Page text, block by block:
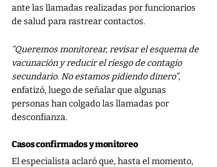
ante las llamadas realizadas por funcionarios
de salud para rastrear contactos.
“Queremos monitorear, revisar el esquema de
vacunación y reducir el riesgo de contagio
secundario. No estamos pidiendo dinero”,
enfatizó, luego de señalar que algunas
personas han colgado las llamadas por
desconfianza.
Casos confirmados y monitoreo
El especialista aclaró que, hasta el momento,